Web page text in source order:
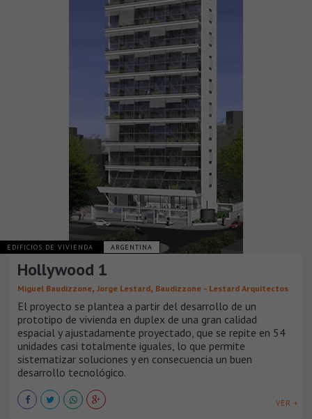
EDIFICIOS DE VIVIENDA ARGENTINA
Hollywood 1
Miguel Baudizzone, Jorge Lestard, Baudizzone – Lestard Arquitectos
El proyecto se plantea a partir del desarrollo de un
prototipo de vivienda en duplex de una gran calidad
espacial y ajustadamente proyectado, que se repite en 54
unidades casi totalmente iguales, lo que permite
sistematizar soluciones y en consecuencia un buen
desarrollo tecnológico.
VER +